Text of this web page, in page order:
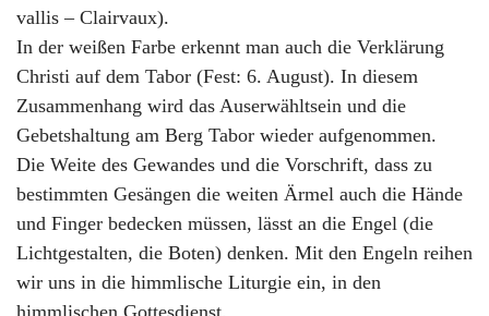
vallis – Clairvaux).
In der weißen Farbe erkennt man auch die Verklärung
Christi auf dem Tabor (Fest: 6. August). In diesem
Zusammenhang wird das Auserwähltsein und die
Gebetshaltung am Berg Tabor wieder aufgenommen.
Die Weite des Gewandes und die Vorschrift, dass zu
bestimmten Gesängen die weiten Ärmel auch die Hände
und Finger bedecken müssen, lässt an die Engel (die
Lichtgestalten, die Boten) denken. Mit den Engeln reihen
wir uns in die himmlische Liturgie ein, in den
himmlischen Gottesdienst.